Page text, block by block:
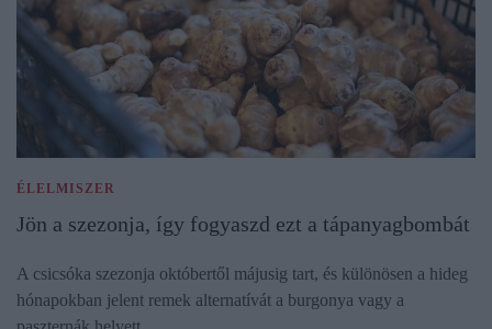
ÉLELMISZER
Jön a szezonja, így fogyaszd ezt a tápanyagbombát
A csicsóka szezonja októbertől májusig tart, és különösen a hideg
hónapokban jelent remek alternatívát a burgonya vagy a